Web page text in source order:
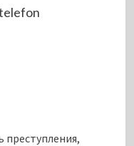
преступления,